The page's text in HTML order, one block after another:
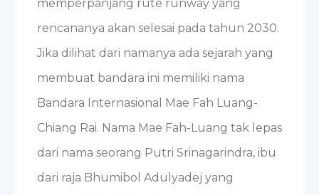
memperpanjang rute runway yang
rencananya akan selesai pada tahun 2030.
Jika dilihat dari namanya ada sejarah yang
membuat bandara ini memiliki nama
Bandara Internasional Mae Fah Luang-
Chiang Rai. Nama Mae Fah-Luang tak lepas
dari nama seorang Putri Srinagarindra, ibu
dari raja Bhumibol Adulyadej yang